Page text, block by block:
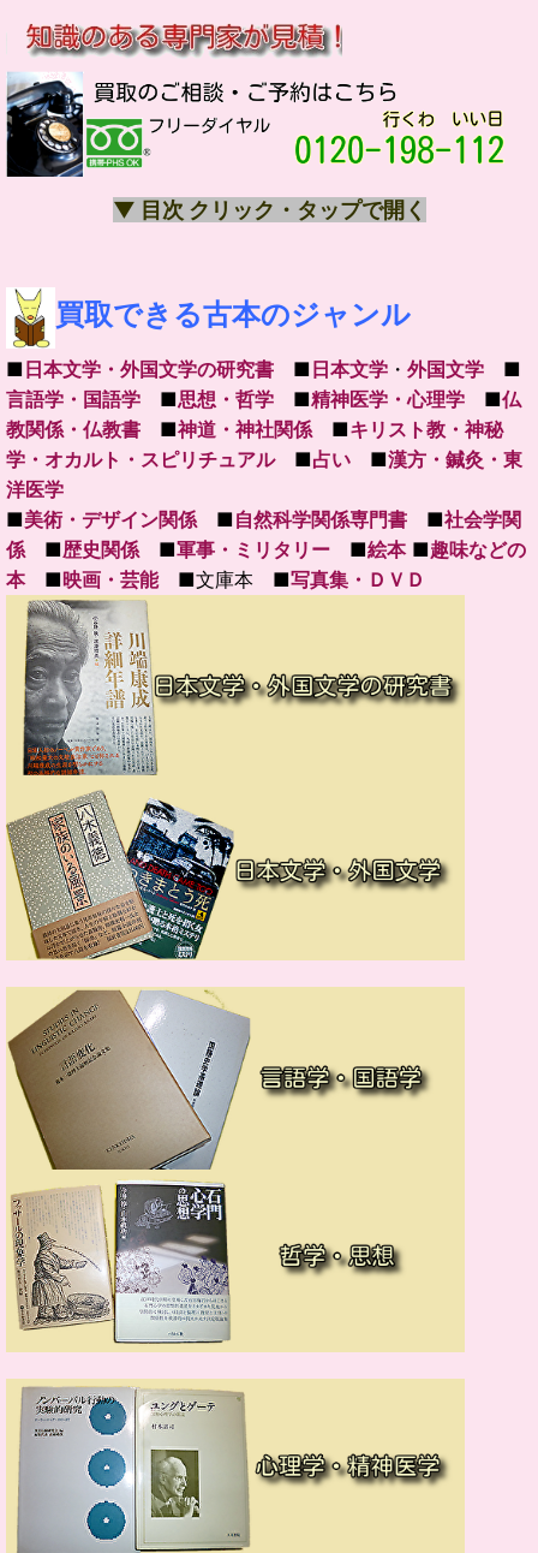
▼ 目次 クリック・タップで開く
買取できる古本のジャンル
■ 日本文学・外国文学の研究書 ■ 日本文学 ・ 外国文学 ■
言語学・国語学 ■思想・哲学 ■精神医学・心理学 ■仏
教関係・仏教書 ■神道・神社関係■キリスト教・神秘
学・オカルト・スピリチュアル■占い ■漢方・鍼灸・東
洋医学
■美術・デザイン関係■自然科学関係専門書 ■社会学関
係■歴史関係■軍事・ミリタリー ■絵本■趣味などの
本■映画・芸能■文庫本 ■写真集・ＤＶＤ